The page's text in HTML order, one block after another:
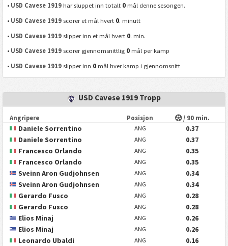
• USD Cavese 1919 har sluppet inn totalt 0 mål denne sesongen.
• USD Cavese 1919 scorer et mål hvert 0. minutt
• USD Cavese 1919 slipper inn et mål hvert 0. min.
• USD Cavese 1919 scorer gjennomsnittlig 0 mål per kamp
• USD Cavese 1919 slipper inn 0 mål hver kamp i gjennomsnitt
USD Cavese 1919 Tropp
Angripere Posisjon / 90 min.
Daniele Sorrentino ANG
0.37
Daniele Sorrentino
ANG
0.37
Francesco Orlando
ANG
0.35
Francesco Orlando
ANG
0.35
Sveinn Aron Gudjohnsen
ANG
0.34
Sveinn Aron Gudjohnsen
ANG
0.34
Gerardo Fusco
ANG
0.28
Gerardo Fusco
ANG
0.28
Elios Minaj
ANG
0.26
Elios Minaj
ANG
0.26
Leonardo Ubaldi
ANG
0.16